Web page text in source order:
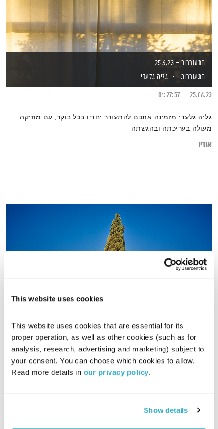
This website uses cookies
This website uses cookies that are essential for its
proper operation, as well as other cookies (such as for
analysis, research, advertising and marketing) subject to
your consent. You can choose which cookies to allow.
Read more details in our privacy policy.
Show details
התעוררות – 25.6.23
התעוררות
גליה גלעדי
25.06.23
01:27:57
גליה גלעדי מזמינה אתכם להתעורר יחדיו בכל בוקר, עם מוזיקה
מעולה בעריכתה ובהגשתה
אודיו
פה זה טוב
לירון תאני
08.11.22
01:29:49
פה זה טוב יוצאת לטיול ישראלי בשנות ה-70/80/90… מוזמנים